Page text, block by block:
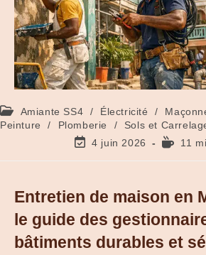
Amiante SS4 / Électricité /
Peinture
/ Plomberie /
Sols et
4 juin 2026
11
Entretien de maison en
le guide des
bâtiments durables et